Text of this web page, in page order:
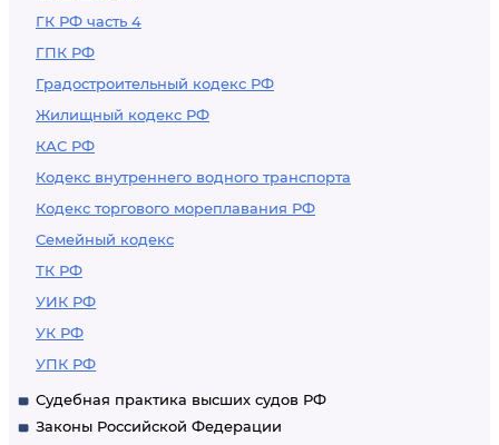
ГК РФ часть 4
ГПК РФ
Градостроительный кодекс РФ
Жилищный кодекс РФ
КАС РФ
Кодекс внутреннего водного транспорта
Кодекс торгового мореплавания РФ
Семейный кодекс
ТК РФ
УИК РФ
УК РФ
УПК РФ
Судебная практика высших судов РФ
Законы Российской Федерации